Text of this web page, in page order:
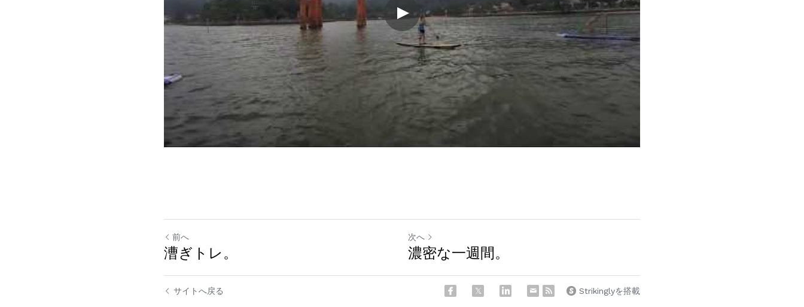
前へ
漕ぎトレ。
次へ
濃密な一週間。
サイトへ戻る Strikinglyを搭載